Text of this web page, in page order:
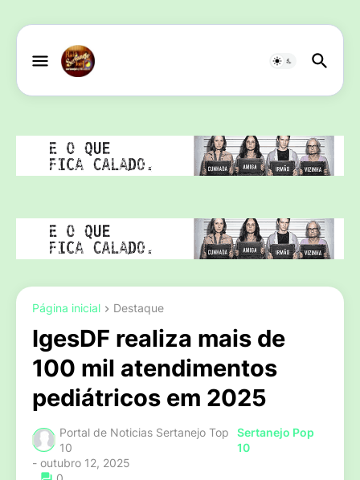
Página inicial Destaque
IgesDF realiza mais de
100 mil atendimentos
pediátricos em 2025
Portal de Noticias Sertanejo Top
10
Sertanejo Pop
10
- outubro 12, 2025